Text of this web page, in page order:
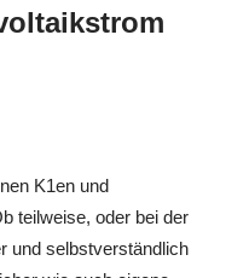
K1en und
teilweise, oder bei der
und selbstverständlich